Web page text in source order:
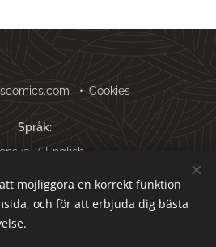
Cookies
Språk
English
Valutor
$ EUR € AUD $
möjliggöra en korrekt funktion
och för att erbjuda dig bästa